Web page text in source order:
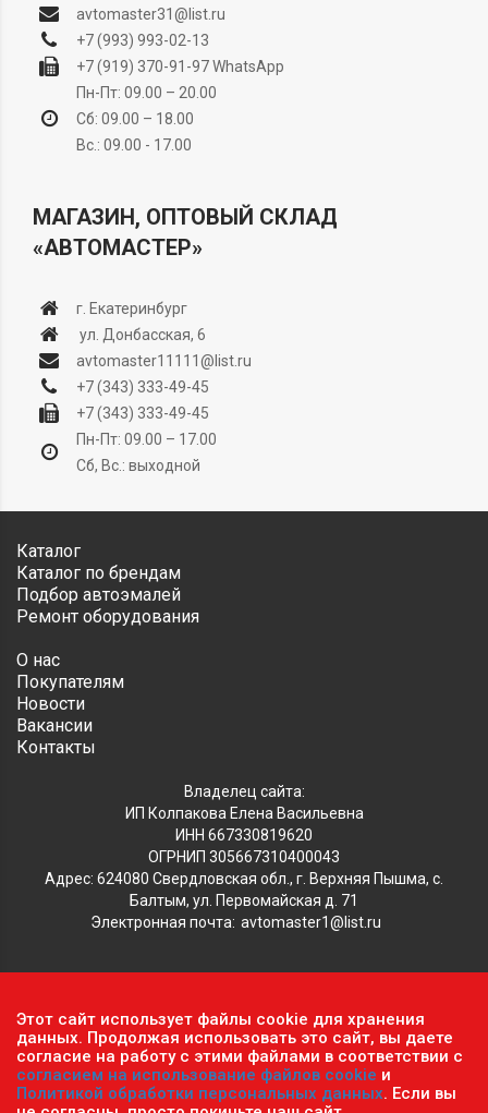
avtomaster31@list.ru
+7 (993) 993-02-13
+7 (919) 370-91-97WhatsApp
Пн-Пт: 09.00 – 20.00
Сб: 09.00 – 18.00
Вс.: 09.00 - 17.00
МАГАЗИН, ОПТОВЫЙ СКЛАД
«АВТОМАСТЕР»
г. Екатеринбург
ул. Донбасская, 6
avtomaster11111@list.ru
+7 (343) 333-49-45
+7 (343) 333-49-45
Пн-Пт: 09.00 – 17.00
Сб, Вс.: выходной
Каталог
Каталог по брендам
Подбор автоэмалей
Ремонт оборудования
О нас
Покупателям
Новости
Вакансии
Контакты
Владелец сайта:
ИП Колпакова Елена Васильевна
ИНН 667330819620
ОГРНИП 305667310400043
Адрес: 624080 Свердловская обл., г. Верхняя Пышма, с.
Балтым, ул. Первомайская д. 71
Электронная почта: avtomaster1@list.ru
Обратите внимание, что данный сайт носит исключительно
информационный характер и ни при каких условиях не
является публичной офертой, определяемой положениями ч.2
ст. 437 Гражданского кодекса РФ.Политика
конфиденциальности персональных данных.
Этот сайт использует файлы cookie для хранения
данных. Продолжая использовать это сайт, вы даете
согласие на работу с этими файлами в соответствии с
согласием на использование файлов cookie и
Политикой обработки персональных данных. Если вы